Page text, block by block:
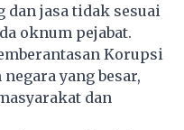
dan jasa tidak sesuai
oknum pejabat.
Korupsi
yang besar,
dan